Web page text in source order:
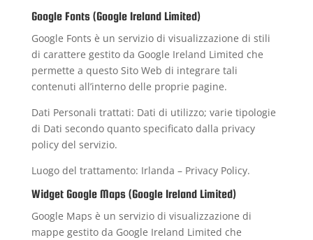
Google Fonts (Google Ireland Limited)
Google Fonts è un servizio di visualizzazione di stili
di carattere gestito da Google Ireland Limited che
permette a questo Sito Web di integrare tali
contenuti all’interno delle proprie pagine.
Dati Personali trattati: Dati di utilizzo; varie tipologie
di Dati secondo quanto specificato dalla privacy
policy del servizio.
Luogo del trattamento: Irlanda – Privacy Policy.
Widget Google Maps (Google Ireland Limited)
Google Maps è un servizio di visualizzazione di
mappe gestito da Google Ireland Limited che